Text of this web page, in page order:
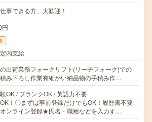
事できる方、大歓迎！
円
内支給
出荷業務フォークリフト(リーチフォーク)での
み下ろし作業有細かい納品物の手積み作…
OK / ブランクOK / 英語力不要
！〇まずは事前登録だけでもOK！履歴書不要
ンライン登録★氏名・職種などを入力す…